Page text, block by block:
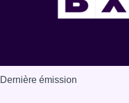
Dernière émission